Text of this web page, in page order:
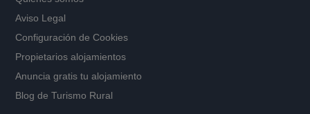
Aviso Legal
Configuración de Cookies
Propietarios alojamientos
Anuncia gratis tu alojamiento
Blog de Turismo Rural